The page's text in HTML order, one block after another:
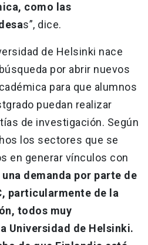
como las
s”, dice.
de Helsinki nace
por abrir nuevos
para que alumnos
puedan realizar
de investigación. Según
los sectores que se
en generar vínculos con
demanda por parte de
particularmente de la
todos muy
Universidad de Helsinki.